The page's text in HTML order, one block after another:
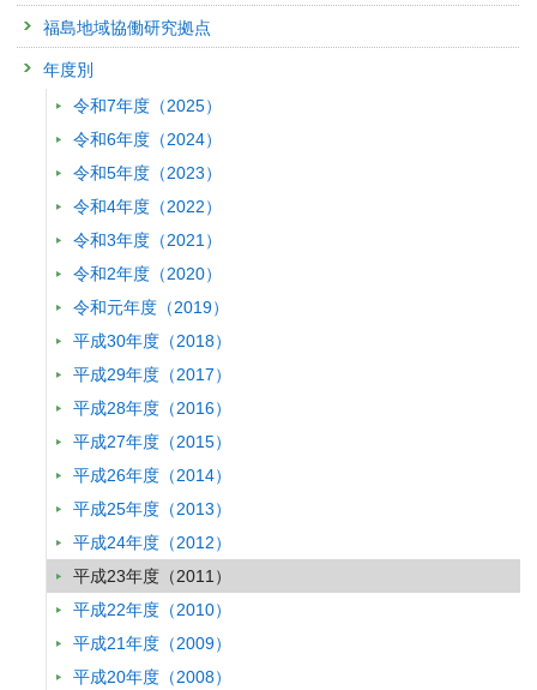
発表者 :Watanabe H. (渡部春奈),Nakajima F., Kasuga I., Furumai H.
学会等名称 :12th International Conference on Urban Drainage
予稿集名：Abstracts of 12th International Conference on Urban
研究発表
内分泌かく乱物質の間欠曝露によるオオミジンコの繁殖影響
発表者 :渡部春奈,小田重人, 阿部良子, 田中嘉成, 鑪迫典久
予稿集名：第17回バイオアッセイ研究会・日本環境毒性学会・合同研
19 (2011)
関連研究課題 1
研究発表
デル−
発表者 :水田秀行, 山形与志樹, 瀬谷創
学会等名称 :電気学会電子・情報・システム部門大会平成23年
平成23年電気学会電子・情報・システム部門大会講演論文
関連研究課題 1
コンクリート用スラグ骨材JISへ環境安全品質基準を導入する
発表者 :大迫政浩, 肴倉宏史
学会等名称 :
コンクリート用溶融スラグ骨材の試験方法等の標準化に
予稿集名：コンクリート用溶融スラグ骨材の試験方法等の標準化に関
27 (2011)
関連研究課題 1 関連研究課題 2
持続可能なアジア低炭素社会のデザイン研究−シナリオシミュ
福島地域協働研究拠点
年度別
令和7年度（2025）
令和6年度（2024）
令和5年度（2023）
令和4年度（2022）
令和3年度（2021）
令和2年度（2020）
令和元年度（2019）
平成30年度（2018）
平成29年度（2017）
平成28年度（2016）
平成27年度（2015）
平成26年度（2014）
平成25年度（2013）
平成24年度（2012）
平成23年度（2011）
平成22年度（2010）
平成21年度（2009）
平成20年度（2008）